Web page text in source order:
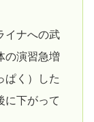
イナへの武
の演習急増
ぱく）した
に下がって